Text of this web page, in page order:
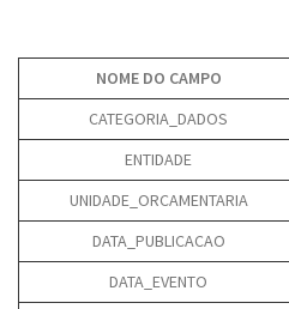
NOME DO CAMPO
CATEGORIA_DADOS
ENTIDADE
UNIDADE_ORCAMENTARIA
DATA_PUBLICACAO
DATA_EVENTO